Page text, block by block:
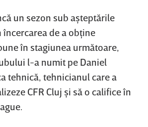
un sezon sub aşteptările
de a obţine
în stagiunea următoare,
l-a numit pe Daniel
tehnică, tehnicianul care a
CFR Cluj şi să o califice în